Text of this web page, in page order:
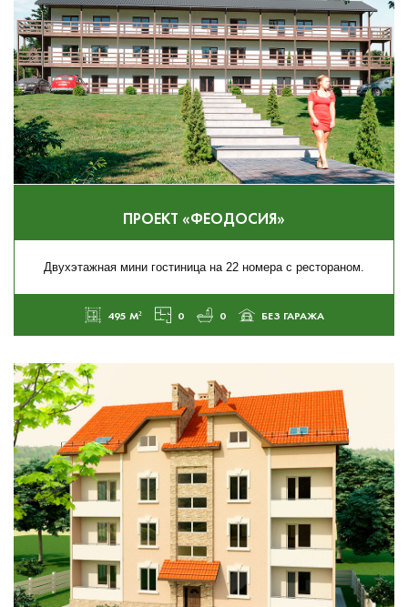
ПРОЕКТ «ФЕОДОСИЯ»
Двухэтажная мини гостиница на 22 номера с рестораном.
495 М² 0 0 БЕЗ ГАРАЖА